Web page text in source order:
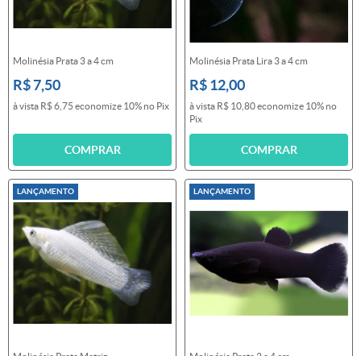
Molinésia Prata 3 a 4 cm
R$ 7,50
à vista R$ 6,75 economize 10% no Pix
COMPRAR
Molinésia Prata Lira 3 a 4 cm
R$ 12,00
à vista R$ 10,80economize 10% no
Pix
COMPRAR
LANÇAMENTO LANÇAMENTO